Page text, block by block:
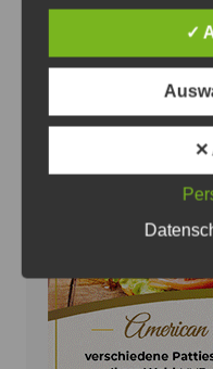
7. August 2026
✓
✕